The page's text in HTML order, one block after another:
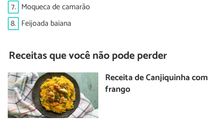
7. Moqueca de camarão
8. Feijoada baiana
Receitas que você não pode perder
Receita de Canjiquinha com
frango